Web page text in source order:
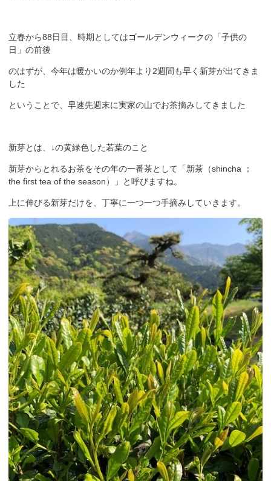
立春から88日目、時期としてはゴールデンウィークの「子供の
日」の前後
のはずが、今年は暖かいのか例年より2週間も早く新芽が出てきま
した
ということで、早速先週末に実家の山でお茶摘みしてきました
新芽とは、↓の黄緑色した若葉のこと
新芽からとれるお茶をその年の一番茶として「新茶（shincha ；
the first tea of the season）」と呼びますね。
上に伸びる新芽だけを、丁寧に一つ一つ手摘みしていきます。